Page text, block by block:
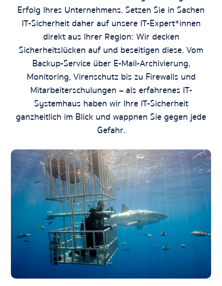
Erfolg Ihres Unternehmens. Setzen Sie in Sachen
IT-Sicherheit daher auf unsere IT-Expert*innen
direkt aus Ihrer Region: Wir decken
Sicherheitslücken auf und beseitigen diese. Vom
Backup-Service über E-Mail-Archivierung,
Monitoring, Virenschutz bis zu Firewalls und
Mitarbeiterschulungen – als erfahrenes IT-
Systemhaus haben wir Ihre IT-Sicherheit
ganzheitlich im Blick und wappnen Sie gegen jede
Gefahr.